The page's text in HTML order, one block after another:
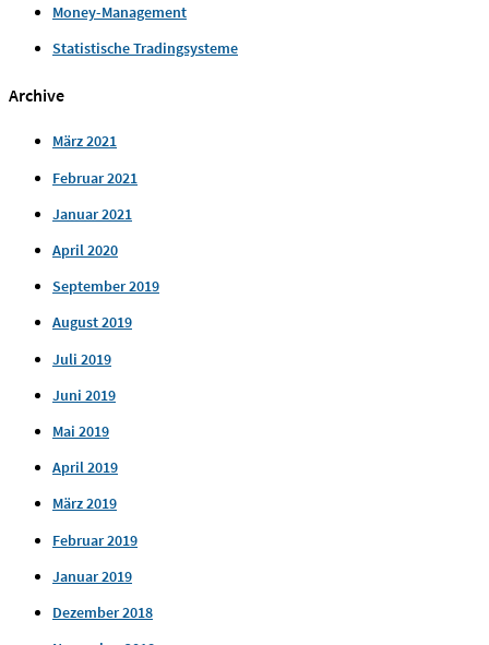
Money-Management
Statistische Tradingsysteme
Archive
März 2021
Februar 2021
Januar 2021
April 2020
September 2019
August 2019
Juli 2019
Juni 2019
Mai 2019
April 2019
März 2019
Februar 2019
Januar 2019
Dezember 2018